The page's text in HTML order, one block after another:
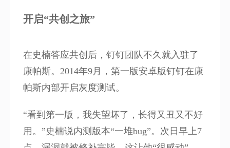
开启“共创之旅”
在史楠答应共创后，钉钉团队不久就入驻了
康帕斯。2014年9月，第一版安卓版钉钉在康
帕斯内部开启灰度测试。
“看到第一版，我失望坏了，长得又丑又不好
用。”史楠说内测版本“一堆bug”。次日早上7